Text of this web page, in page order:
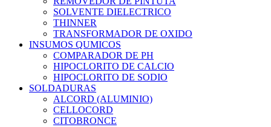
SOLVENTE DIELECTRICO
THINNER
TRANSFORMADOR DE OXIDO
INSUMOS QUMICOS
COMPARADOR DE PH
HIPOCLORITO DE CALCIO
HIPOCLORITO DE SODIO
SOLDADURAS
ALCORD (ALUMINIO)
CELLOCORD
CITOBRONCE